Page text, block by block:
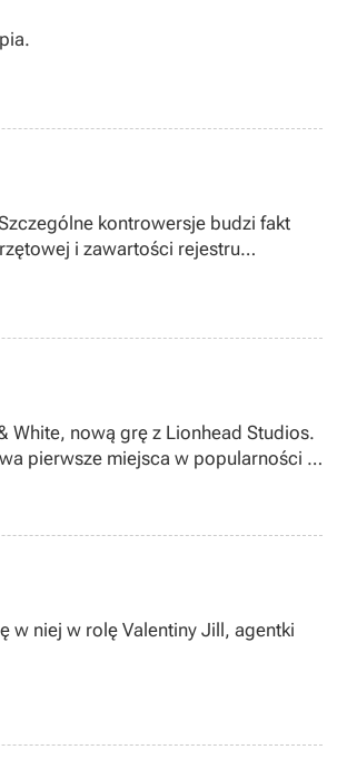
kontrowersje budzi fakt
White, nową grę z Lionhead Studios.
pierwsze miejsca w popularności u
w niej w rolę Valentiny Jill, agentki